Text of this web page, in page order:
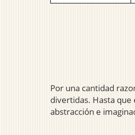
Por una cantidad
divertidas. Hasta
abstracción e